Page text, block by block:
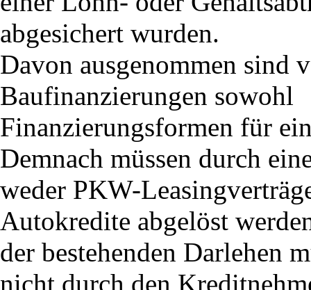
abgesichert wurden.
Davon ausgenommen sind
Baufinanzierungen sowohl
Finanzierungsformen für
Demnach müssen durch
weder PKW-
Autokredite abgelöst
der bestehenden Darlehen
nicht durch den